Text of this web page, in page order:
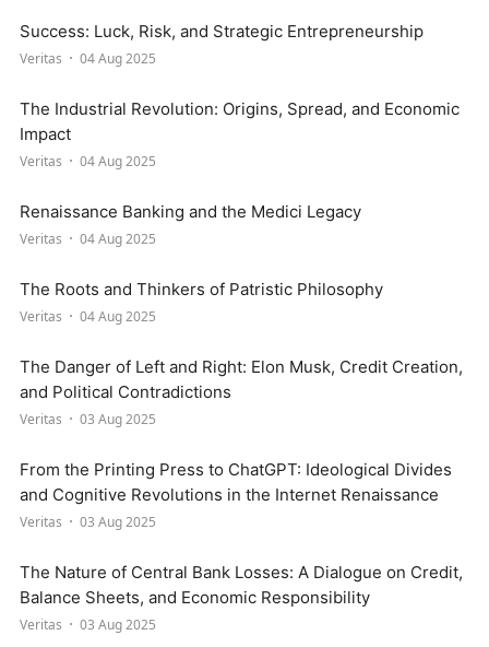
Success: Luck, Risk, and Strategic Entrepreneurship
Veritas 04 Aug 2025
The Industrial Revolution: Origins, Spread, and Economic
Impact
Veritas 04 Aug 2025
Renaissance Banking and the Medici Legacy
Veritas 04 Aug 2025
The Roots and Thinkers of Patristic Philosophy
Veritas 04 Aug 2025
The Danger of Left and Right: Elon Musk, Credit Creation,
and Political Contradictions
Veritas 03 Aug 2025
From the Printing Press to ChatGPT: Ideological Divides
and Cognitive Revolutions in the Internet Renaissance
Veritas 03 Aug 2025
The Nature of Central Bank Losses: A Dialogue on Credit,
Balance Sheets, and Economic Responsibility
Veritas 03 Aug 2025